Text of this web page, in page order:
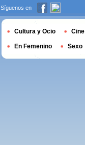
Síguenos en
Cultura y Ocio Cine
En Femenino Sexo